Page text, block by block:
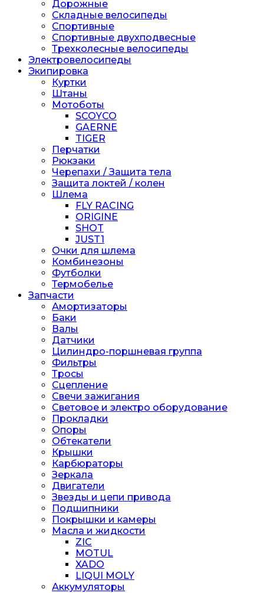
Дорожные
Складные велосипеды
Спортивные
Спортивные двухподвесные
Трехколесные велосипеды
Электровелосипеды
Экипировка
Куртки
Штаны
Мотоботы
SCOYCO
GAERNE
TIGER
Перчатки
Рюкзаки
Черепахи / Защита тела
Защита локтей / колен
Шлема
FLY RACING
ORIGINE
SHOT
JUST1
Очки для шлема
Комбинезоны
Футболки
Термобелье
Запчасти
Амортизаторы
Баки
Валы
Датчики
Цилиндро-поршневая группа
Фильтры
Тросы
Сцепление
Свечи зажигания
Световое и электро оборудование
Прокладки
Опоры
Обтекатели
Крышки
Карбюраторы
Зеркала
Двигатели
Звезды и цепи привода
Подшипники
Покрышки и камеры
Масла и жидкости
ZIC
MOTUL
XADO
LIQUI MOLY
Аккумуляторы